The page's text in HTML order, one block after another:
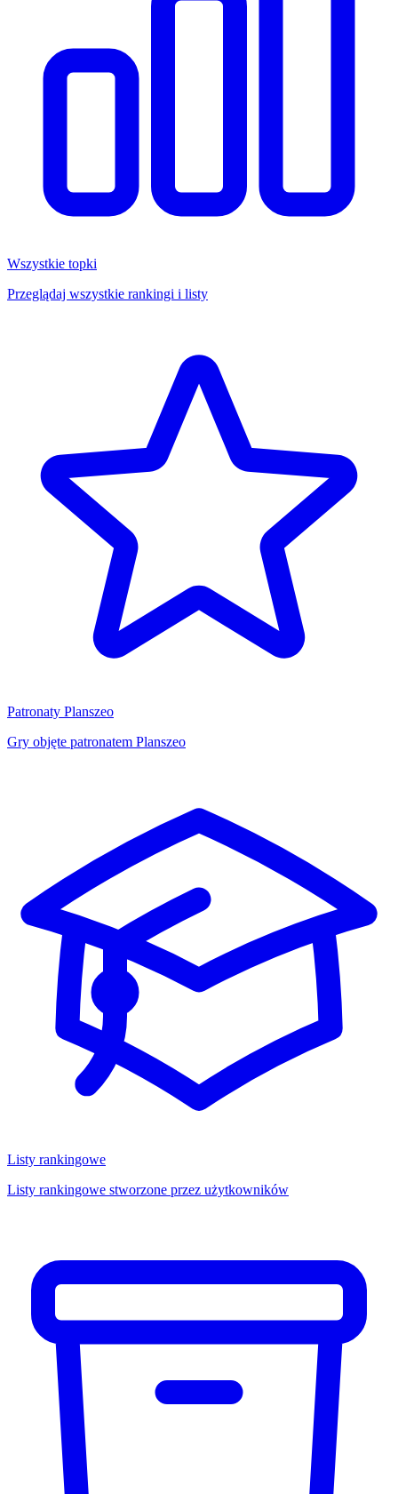
Wszystkie topki
Przeglądaj wszystkie rankingi i listy
Patronaty Planszeo
Gry objęte patronatem Planszeo
Listy rankingowe
Listy rankingowe stworzone przez użytkowników